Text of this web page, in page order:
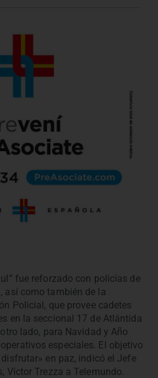
fue reforzado con policías de
así como también de la
Policial, que provee cadetes
en la seccional 17 de Atlántida
lado, para Navidad y Año
especiales. El objetivo
en paz, indicó el Jefe
Víctor Trezza a Telemundo.